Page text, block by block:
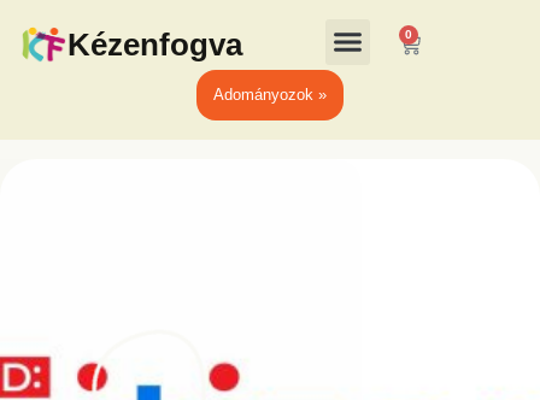
Kézenfogva 0
Adományozok »